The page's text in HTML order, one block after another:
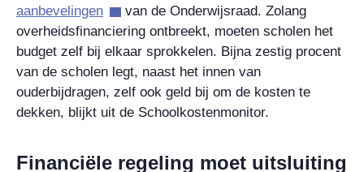
aanbevelingen
van de Onderwijsraad. Zolang
overheidsfinanciering ontbreekt, moeten scholen het
budget zelf bij elkaar sprokkelen. Bijna zestig procent
van de scholen legt, naast het innen van
ouderbijdragen, zelf ook geld bij om de kosten te
dekken, blijkt uit de Schoolkostenmonitor.
Financiële regeling moet uitsluiting